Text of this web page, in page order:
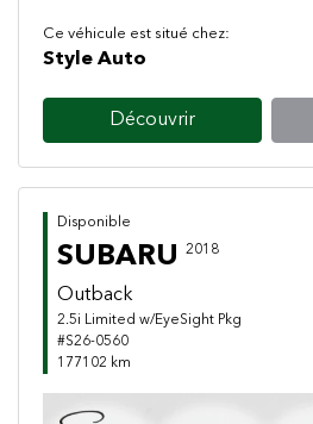
Ce véhicule est situé chez:
Style Auto
Découvrir
Disponible
SUBARU 2018
Outback
2.5i Limited w/EyeSight Pkg
#S26-0560
177102 km